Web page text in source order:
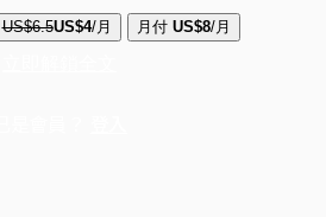
US$6.5US$4/月 月付 US$8/月